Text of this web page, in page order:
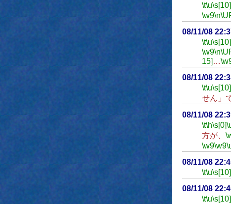
\t\u\s[10]
\w9\n
08/11/08
\t\u\s[10]
\w9\n
15] …
08/11/08
\t\u\s[10]
せん」
08/11/08
\t\h\s[0]
方が、
\w9\w9
08/11/08
\t\u\s[10]
08/11/08
\t\u\s[10]